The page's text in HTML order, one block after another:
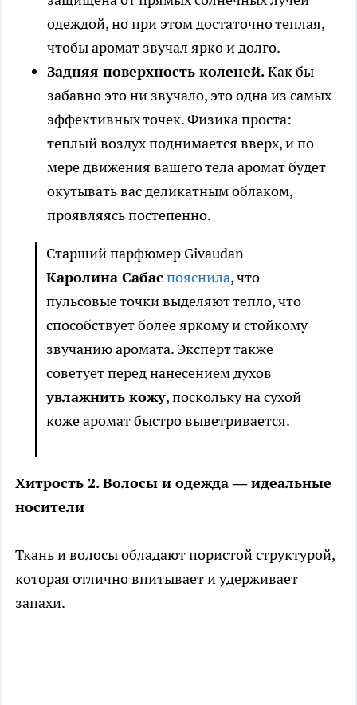
одеждой, но при этом достаточно теплая,
чтобы аромат звучал ярко и долго.
Задняя поверхность коленей.Как бы
забавно это ни звучало, это одна из самых
эффективных точек. Физика проста:
теплый воздух поднимается вверх, и по
мере движения вашего тела аромат будет
окутывать вас деликатным облаком,
проявляясь постепенно.
Старший парфюмер Givaudan
Каролина Сабас пояснила, что
пульсовые точки выделяют тепло, что
способствует более яркому и стойкому
звучанию аромата. Эксперт также
советует перед нанесением духов
увлажнить кожу, поскольку на сухой
коже аромат быстро выветривается.
Хитрость 2. Волосы и одежда — идеальные
носители
Ткань и волосы обладают пористой структурой,
которая отлично впитывает и удерживает
запахи.